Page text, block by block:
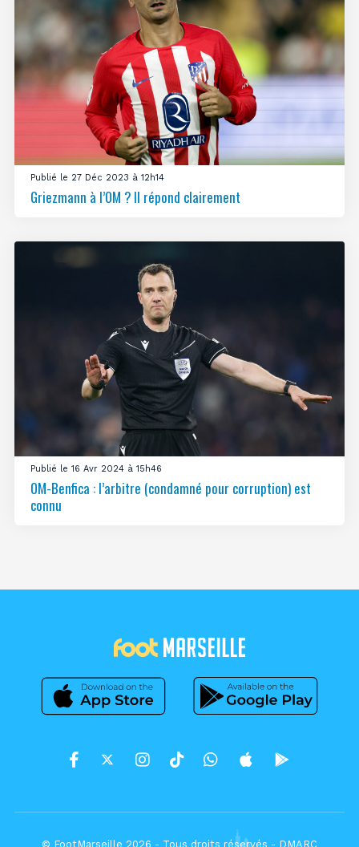
Publié le 27 Déc 2023 à 12h14
Griezmann à l’OM ? Il répond clairement
Publié le 16 Avr 2024 à 15h46
OM-Benfica : l’arbitre (condamné pour corruption) est
connu
© FootMarseille 2026 - Tous droits réservés - DMARC